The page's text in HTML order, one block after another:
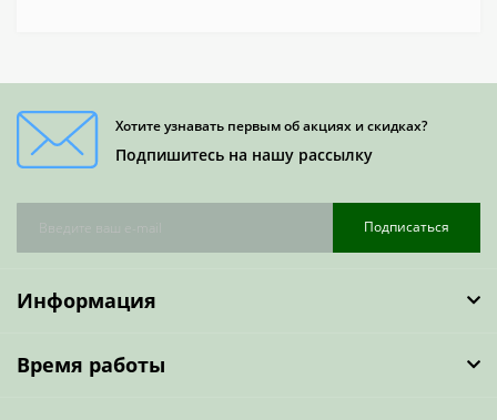
Хотите узнавать первым об акциях и скидках?
Подпишитесь на нашу рассылку
Подписаться
Информация
Время работы